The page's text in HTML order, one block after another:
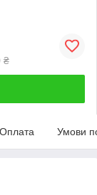
₴
Оплата Умови